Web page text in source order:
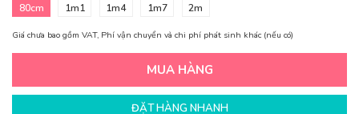
80cm 1m1 1m4 1m7 2m
Giá chưa bao gồm VAT, Phí vận chuyển và chi phí phát sinh khác (nếu có)
MUA HÀNG
ĐẶT HÀNG NHANH